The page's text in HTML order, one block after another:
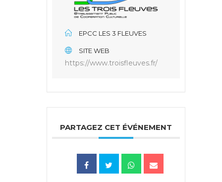
EPCC LES 3 FLEUVES
SITE WEB
https://www.troisfleuves.fr/
PARTAGEZ CET ÉVÉNEMENT